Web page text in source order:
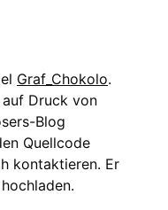
Graf_Chokolo.
Druck von
Blog
Quellcode
kontaktieren. Er